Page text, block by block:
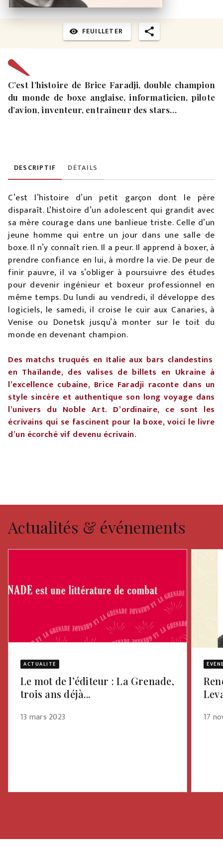
visibility FEUILLETER
C’est l’histoire de Brice Faradji, double champion
du monde de boxe anglaise, informaticien, pilote
d’avion, inventeur, entraîneur des stars…
DESCRIPTIF DÉTAILS
C’est l’histoire d’un petit garçon dont le père
disparaît. L’histoire d’un adolescent qui grandit avec
sa mère courage dans une banlieue triste. Celle d’un
jeune homme qui entre un jour dans une salle de
boxe. Il n’y connaît rien. Il a peur. Il apprend à boxer, à
prendre confiance en lui, à mordre la vie. De peur de
finir pauvre, il va s’obliger à poursuivre des études
pour devenir ingénieur et boxeur professionnel en
même temps. Du lundi au vendredi, il développe des
logiciels, le samedi, il croise le cuir aux Canaries, à
Venise ou Donetsk jusqu’à monter sur le toit du
monde en devenant champion.
Des matchs truqués en Italie aux bars clandestins
en Thaïlande, des valises de billets en Ukraine à
l’excellence cubaine, Brice Faradji raconte dans un
style sincère et authentique son long voyage dans
l’univers du Noble Art. D’ordinaire, ce sont les
écrivains qui se fascinent pour la boxe, voici le livre
d’un écorché vif devenu écrivain.
Actualités & événements
ACTUALITÉ
Le mot de l’éditeur : La Grenade,
trois ans déjà...
13 mars 2023
17